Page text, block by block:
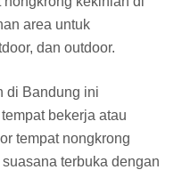
area untuk
dan outdoor.
di Bandung ini
bekerja atau
tempat nongkrong
terbuka dengan